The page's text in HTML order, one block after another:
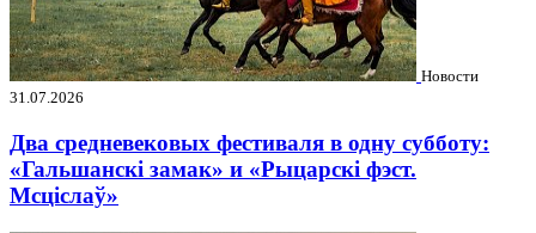
Новости
31.07.2026
Два средневековых фестиваля в одну субботу:
«Гальшанскі замак» и «Рыцарскі фэст.
Мсціслаў»